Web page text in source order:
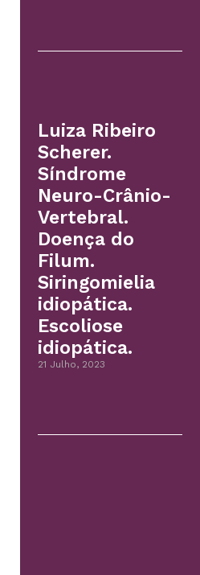
Luiza Ribeiro
Scherer.
Síndrome
Neuro-Crânio-
Vertebral.
Doença do
Filum.
Siringomielia
idiopática.
Escoliose
idiopática.
21 Julho, 2023